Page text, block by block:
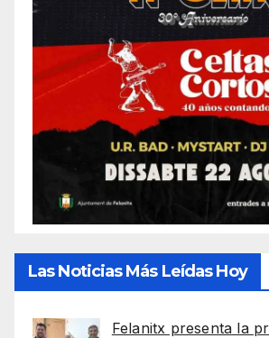
Las Noticias Más Leídas Hoy
Felanitx presenta la